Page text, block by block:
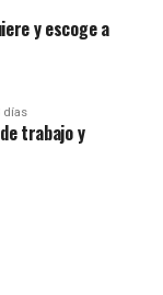
y escoge a
días
trabajo y